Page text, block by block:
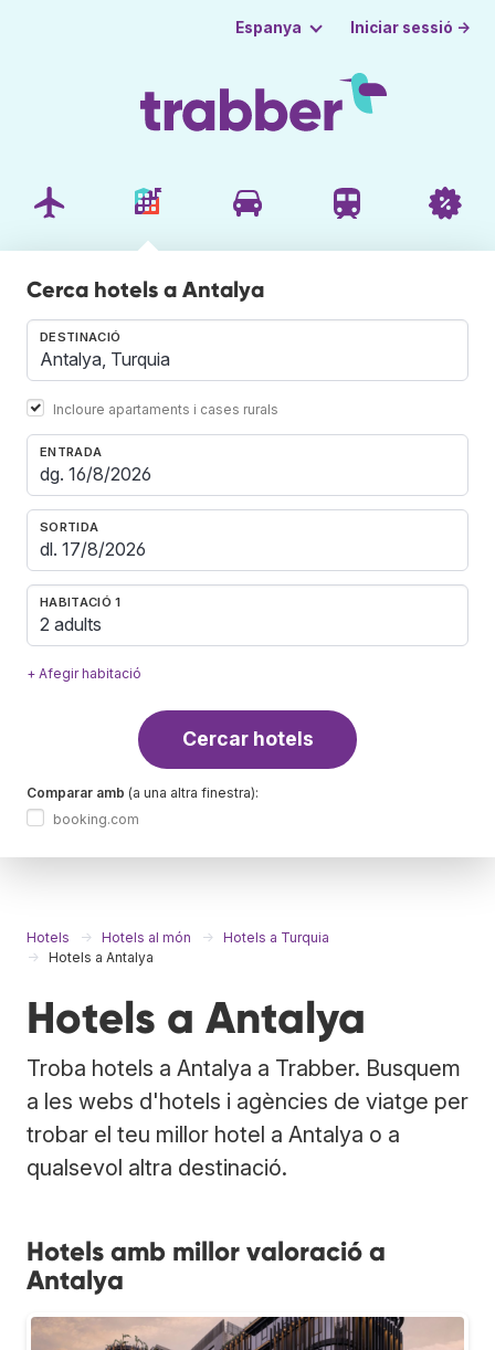
Espanya Iniciar sessió →
Cerca hotels a Antalya
DESTINACIÓ
Incloure apartaments i cases rurals
ENTRADA
SORTIDA
HABITACIÓ 1
2 adults
+ Afegir habitació
Cercar hotels
Comparar amb (a una altra finestra):
booking.com
Hotels Hotels al món
Hotels a Turquia
Hotels a Antalya
Hotels a Antalya
Troba hotels a Antalya a Trabber. Busquem
a les webs d'hotels i agències de viatge per
trobar el teu millor hotel a Antalya o a
qualsevol altra destinació.
Hotels amb millor valoració a
Antalya